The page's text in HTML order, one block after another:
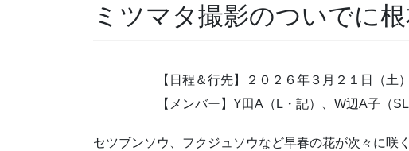
ミツマタ撮影のついでに
【日程＆行先】２０２６年３月２１日（
【メンバー】Y田A（L・記）、W辺A子（
セツブンソウ、フクジュソウなど早春の花が次々に咲